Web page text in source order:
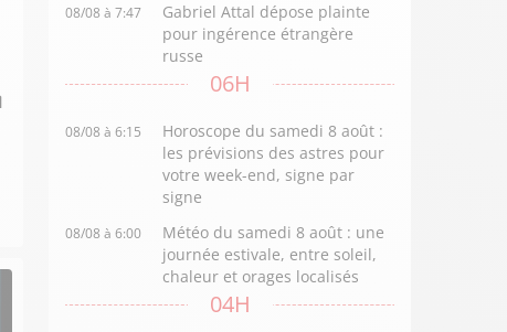
08/08 à 7:47
Gabriel Attal dépose plainte
pour ingérence étrangère
russe
06H
08/08 à 6:15
Horoscope du samedi 8 août :
les prévisions des astres pour
votre week-end, signe par
signe
08/08 à 6:00
Météo du samedi 8 août : une
journée estivale, entre soleil,
chaleur et orages localisés
04H